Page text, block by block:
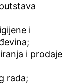
i
i prodaje
rada;